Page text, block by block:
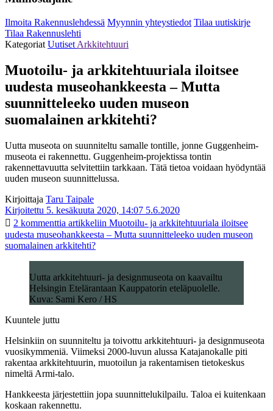
Ilmoita Rakennuslehdessä Myynnin yhteystiedot Tilaa uutiskirje
Tilaa Rakennuslehti
Kategoriat Uutiset Arkkitehtuuri
Muotoilu- ja arkkitehtuuriala iloitsee
uudesta museohankkeesta – Mutta
suunnitteleeko uuden museon
suomalainen arkkitehti?
Uutta museota on suunniteltu samalle tontille, jonne Guggenheim-
museota ei rakennettu. Guggenheim-projektissa tontin
rakennettavuutta selvitettiin tarkkaan. Tätä tietoa voidaan hyödyntää
uuden museon suunnittelussa.
Kirjoittaja Taru Taipale
Kirjoitettu 5. kesäkuuta 2020, 14:07 5.6.2020
2 kommenttia artikkeliin Muotoilu- ja arkkitehtuuriala iloitsee
uudesta museohankkeesta – Mutta suunnitteleeko uuden museon
suomalainen arkkitehti?
Uutta arkkitehtuuri- ja designmuseota on kaavailtu
Helsingin Etelärantaan Kauppatorin eteläpuolelle.
Kuva: Sami Kero / HS
Kuuntele juttu
Helsinkiin on suunniteltu ja toivottu arkkitehtuuri- ja designmuseota
vuosikymmeniä. Viimeksi 2000-luvun alussa Katajanokalle piti
rakentaa arkkitehtuurin, muotoilun ja rakentamisen tietokeskus
nimeltä Armi-talo.
Hankkeesta järjestettiin jopa suunnittelukilpailu. Taloa ei kuitenkaan
koskaan rakennettu.